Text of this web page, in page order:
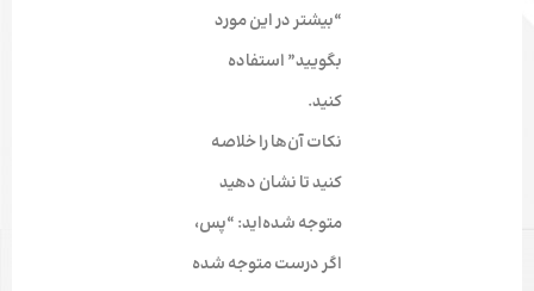
“بیشتر در این مورد
بگویید” استفاده
کنید.
نکات آن‌ها را خلاصه
کنید تا نشان دهید
متوجه شده‌اید: “پس،
اگر درست متوجه شده